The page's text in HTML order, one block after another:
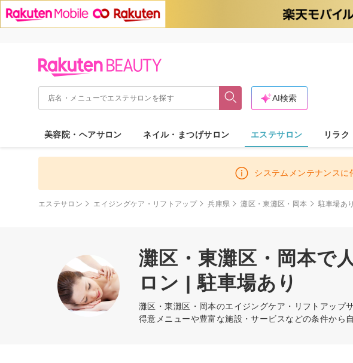
AI検索
美容院・ヘアサロン ネイル・まつげサロン エステサロン リラク
システムメンテナンス
エステサロン エイジングケア・リフトアップ 兵庫県 灘区・東灘区・岡本 駐車場あり
灘区・東灘区・岡本で
ロン | 駐車場あり
灘区・東灘区・岡本のエイジングケア・リフトアップ
得意メニューや豊富な施設・サービスなどの条件から